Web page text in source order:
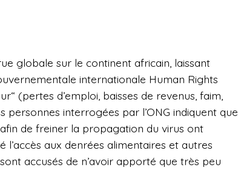
globale sur le continent africain, laissant
internationale Human Rights
(pertes d’emploi, baisses de revenus, faim,
personnes interrogées par l’ONG indiquent que
de freiner la propagation du virus ont
l’accès aux denrées alimentaires et autres
accusés de n’avoir apporté que très peu